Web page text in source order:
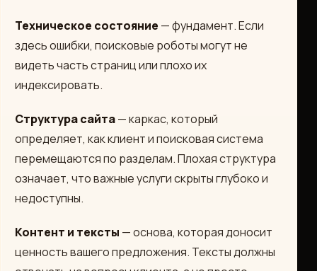
Техническое состояние — фундамент. Если
здесь ошибки, поисковые роботы могут не
видеть часть страниц или плохо их
индексировать.
Структура сайта— каркас, который
определяет, как клиент и поисковая система
перемещаются по разделам. Плохая структура
означает, что важные услуги скрыты глубоко и
недоступны.
Контент и тексты — основа, которая доносит
ценность вашего предложения. Тексты должны